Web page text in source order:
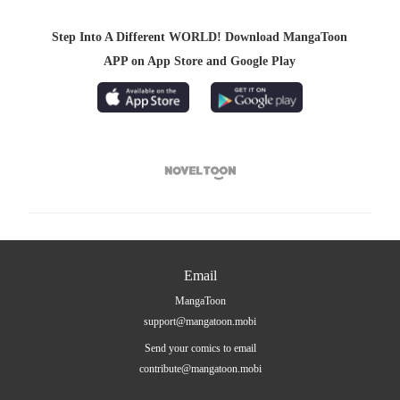
Step Into A Different WORLD! Download MangaToon
APP on App Store and Google Play

Email
MangaToon
support@mangatoon.mobi
Send your comics to email
contribute@mangatoon.mobi